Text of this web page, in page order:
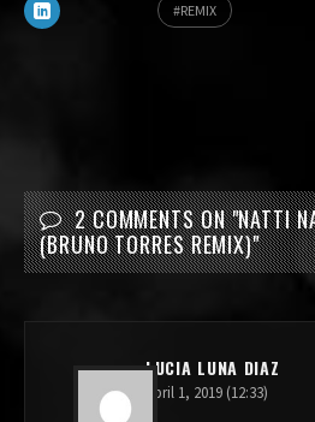
REMIX
2 COMMENTS ON "NATTI
(BRUNO TORRES REMIX)"
LUCIA LUNA DIAZ
abril 1, 2019 (12:33)